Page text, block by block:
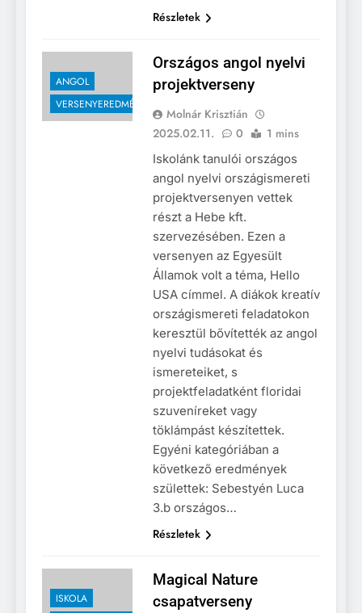
Részletek
ANGOL
VERSENYEREDMÉNYEK
Országos angol nyelvi
projektverseny
Molnár Krisztián
2025.02.11.
0 1 mins
Iskolánk tanulói országos
angol nyelvi országismereti
projektversenyen vettek
részt a Hebe kft.
szervezésében. Ezen a
versenyen az Egyesült
Államok volt a téma, Hello
USA címmel. A diákok kreatív
országismereti feladatokon
keresztül bővítették az angol
nyelvi tudásokat és
ismereteiket, s
projektfeladatként floridai
szuveníreket vagy
töklámpást készítettek.
Egyéni kategóriában a
következő eredmények
születtek: Sebestyén Luca
3.b országos…
Részletek
ISKOLA
Magical Nature
csapatverseny